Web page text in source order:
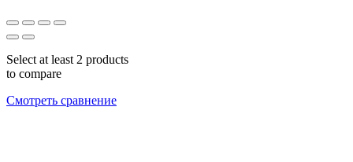
Select at least 2 products
to compare
Смотреть сравнение